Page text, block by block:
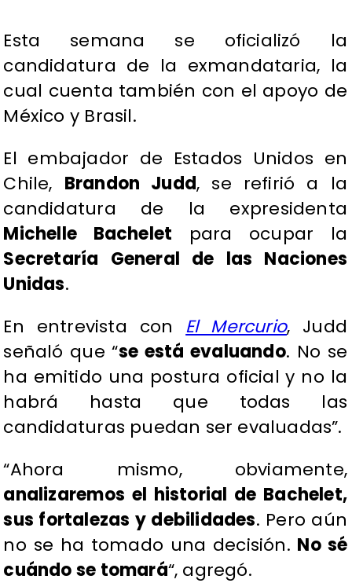
Esta semana se oficializó la
candidatura de la exmandataria, la
cual cuenta también con el apoyo de
México y Brasil.
El embajador de Estados Unidos en
Chile, Brandon Judd, se refirió a la
candidatura de la expresidenta
Michelle Bachelet para ocupar la
Secretaría General de las Naciones
Unidas.
En entrevista con El Mercurio, Judd
señaló que “se está evaluando. No se
ha emitido una postura oficial y no la
habrá hasta que todas las
candidaturas puedan ser evaluadas”.
“Ahora mismo, obviamente,
analizaremos el historial de Bachelet,
sus fortalezas y debilidades. Pero aún
no se ha tomado una decisión. No sé
cuándo se tomará“, agregó.